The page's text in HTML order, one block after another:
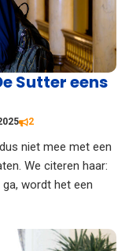
Sutter eens
2
niet mee met een
We citeren haar:
ga, wordt het een